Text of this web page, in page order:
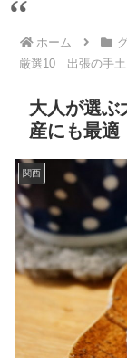
ホーム
厳選10 出張の手土
大人が選
産にも最適
関西